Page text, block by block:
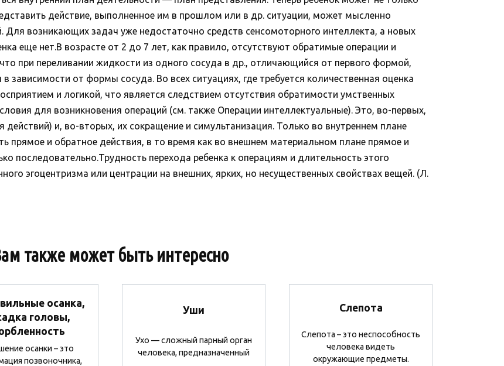
действие, выполненное им в прошлом или в др. ситуации, может мысленно
Для возникающих задач уже недостаточно средств сенсомоторного интеллекта, а новых
еще нет.В возрасте от 2 до 7 лет, как правило, отсутствуют обратимые операции и
что при переливании жидкости из одного сосуда в др., отличающийся от первого формой,
зависимости от формы сосуда. Во всех ситуациях, где требуется количественная оценка
и логикой, что является следствием отсутствия обратимости умственных
для возникновения операций (см. также Операции интеллектуальные). Это, во-первых,
действий) и, во-вторых, их сокращение и симультанизация. Только во внутреннем плане
прямое и обратное действия, в то время как во внешнем материальном плане прямое и
последовательно.Трудность перехода ребенка к операциям и длительность этого
эгоцентризма или центрации на внешних, ярких, но несущественных свойствах вещей. (Л.
также может быть интересно
осанка,
головы,
осанки – это
позвоночника,
Уши
Ухо — сложный парный орган
человека, предназначенный
Слепота
Слепота – это неспособность
человека видеть
окружающие предметы.